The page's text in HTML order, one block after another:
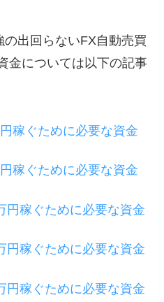
出回らないFX自動売買
金については以下の記事
稼ぐために必要な資金
稼ぐために必要な資金
円稼ぐために必要な資金
円稼ぐために必要な資金
円稼ぐために必要な資金